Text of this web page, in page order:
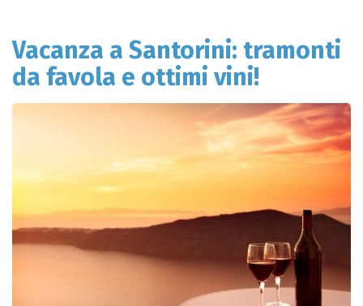
Vacanza a Santorini: tramonti
da favola e ottimi vini!